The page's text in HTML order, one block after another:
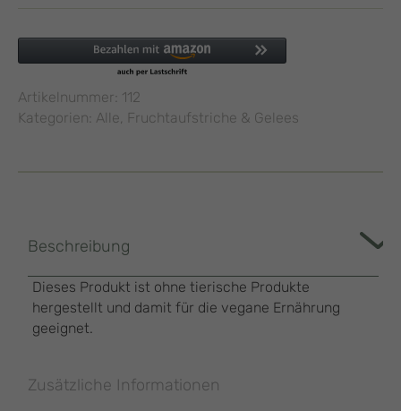
Artikelnummer: 112
Kategorien: Alle, Fruchtaufstriche & Gelees
Beschreibung
Dieses Produkt ist ohne tierische Produkte
hergestellt und damit für die vegane Ernährung
geeignet.
Zusätzliche Informationen